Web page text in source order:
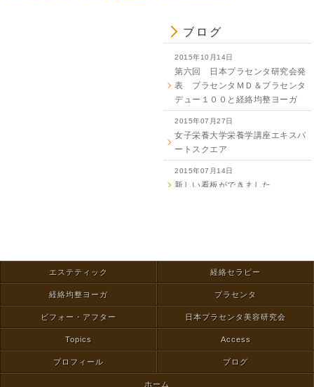
ブログ
2015年10月14日
第六回 日本プラセンタ研究会発
表 プラセンタＭＤ＆プラセンタ
デュー１００と経絡均整ヨーガ
2015年07月27日
女子栄養大学栄養学講座エキスパ
ートスクエア
2015年07月14日
新しい看板ができました。
ヨーガ in 有栖川公園
2015年05月25日
経絡均整ヨーガ 男性
2015年05月18日
エステとプラセンタMDの併用
2015年05月17日
エステティック 経絡セラピー
経絡均整ヨーガ プラセンタ
ビフォー・アフター 日本プラセンタ美容研究会
Topics Access
プロフィール ブログ
ホーム